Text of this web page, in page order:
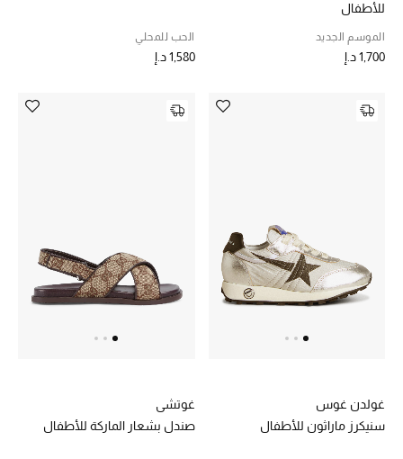
للأطفال
الموسم الجديد
1,700 د.إ
الحب للمحلي
1,580 د.إ
غولدن غوس
سنيكرز ماراثون للأطفال
غوتشي
صندل بشعار الماركة للأطفال